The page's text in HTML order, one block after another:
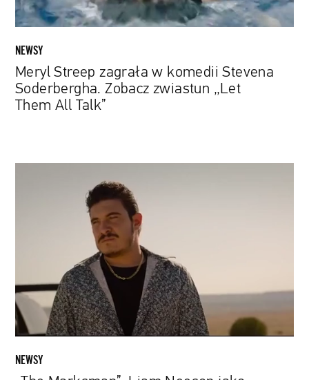
„Let
Them
All
NEWSY
Meryl Streep zagrała w komedii Stevena
Soderbergha. Zobacz zwiastun „Let
Them All Talk”
ratujący
młodego
chłopca
NEWSY